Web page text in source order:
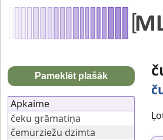
Pameklēt plašāk
Apkaime
čeku grāmatiņa
čemurziežu dzimta